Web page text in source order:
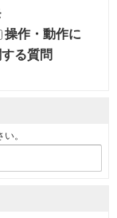
操作・動作に
する質問
。